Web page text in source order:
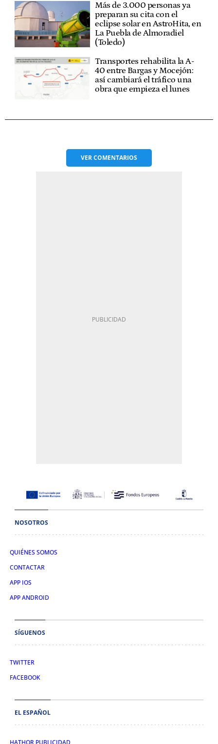
Más de 3.000 personas ya
preparan su cita con el
eclipse solar en AstroHita, en
La Puebla de Almoradiel
(Toledo)
Transportes rehabilita la A-
40 entre Bargas y Mocejón:
así cambiará el tráfico una
obra que empieza el lunes
VERCOMENTARIOS
NOSOTROS
QUIÉNES SOMOS
CONTACTAR
APP IOS
APP ANDROID
SÍGUENOS
TWITTER
FACEBOOK
EL ESPAÑOL
HATHOR PUBLICIDAD